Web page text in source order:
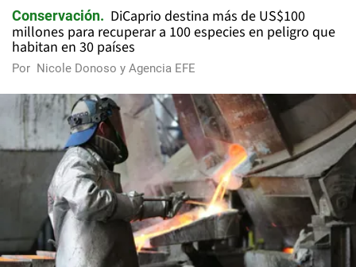
Conservación
DiCaprio destina más de US$100
millones para recuperar a 100 especies en peligro que
habitan en 30 países
Por Nicole Donoso y Agencia EFE